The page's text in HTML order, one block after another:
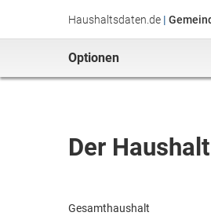
Haushaltsdaten.de |
Optionen
Der
Gesamthaushalt